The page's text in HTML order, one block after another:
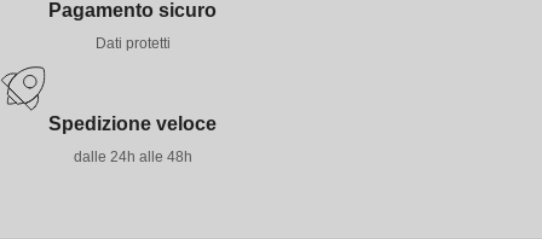
Pagamento sicuro
Dati protetti
Spedizione veloce
dalle 24h alle 48h